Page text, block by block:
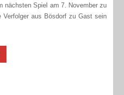
nächsten Spiel am 7. November zu
Verfolger aus Bösdorf zu Gast sein